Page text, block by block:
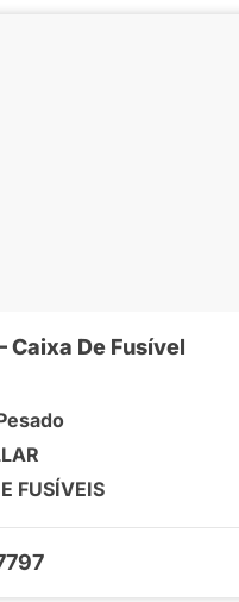
Caixa De Fusível
FUSÍVEIS